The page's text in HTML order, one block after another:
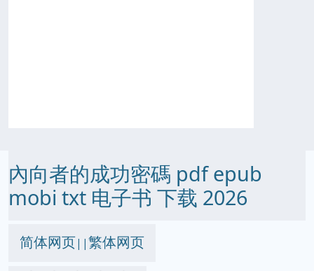
內向者的成功密碼 pdf epub
mobi txt 电子书 下载 2026
简体网页||繁体网页